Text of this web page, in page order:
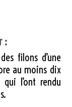
:
filons d’une
au moins dix
l’ont rendu